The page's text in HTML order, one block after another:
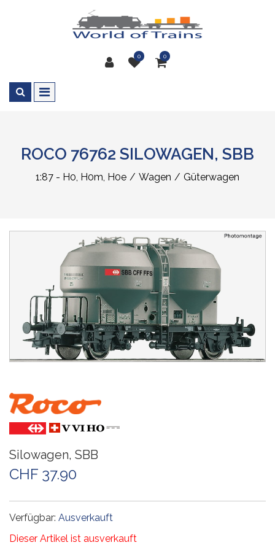
0 0
ROCO 76762 SILOWAGEN, SBB
1:87 - H0, H0m, H0e Wagen Güterwagen
Silowagen, SBB
CHF 37.90
Verfügbar: Ausverkauft
Dieser Artikel ist ausverkauft